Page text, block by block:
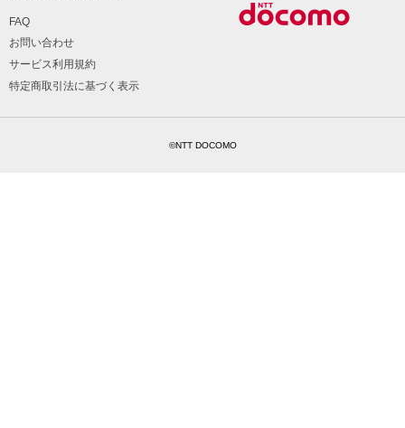
FAQ
お問い合わせ
サービス利用規約
特定商取引法に基づく表示
©NTT DOCOMO